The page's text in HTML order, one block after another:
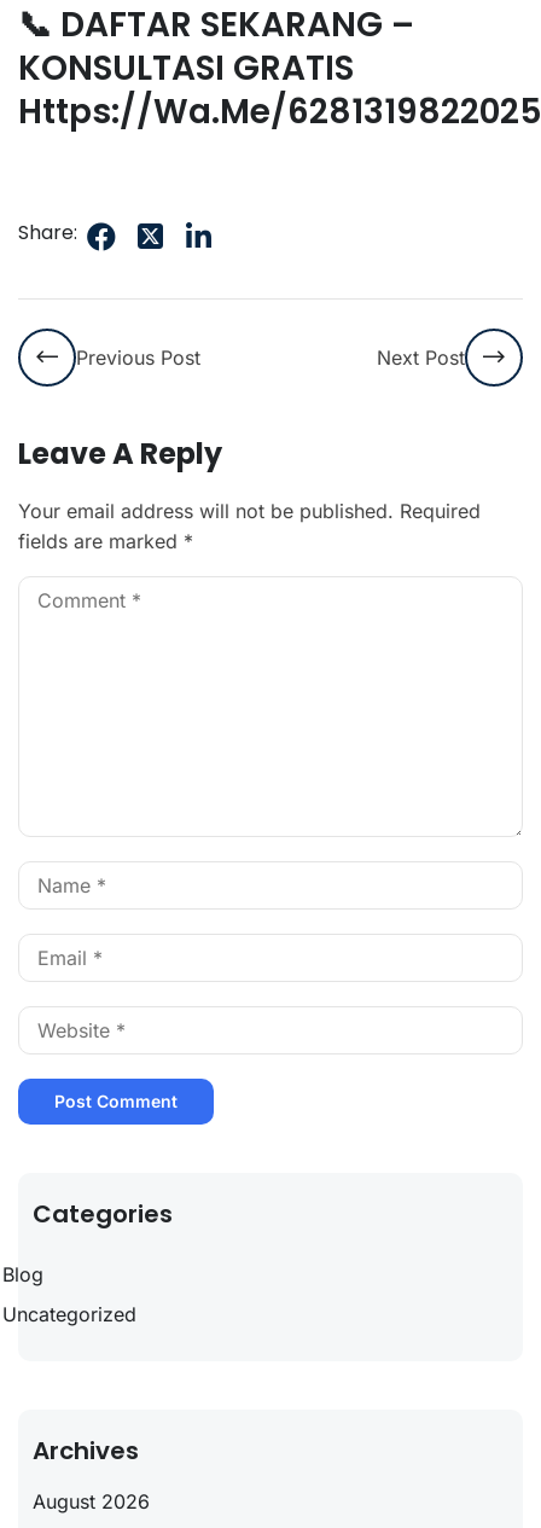
📞 DAFTAR SEKARANG –
KONSULTASI GRATIS
Https://wa.me/6281319822025
Share:
Previous Post Next Post
Leave A Reply
Your email address will not be published. Required
fields are marked *
Categories
Blog
Uncategorized
Archives
August 2026